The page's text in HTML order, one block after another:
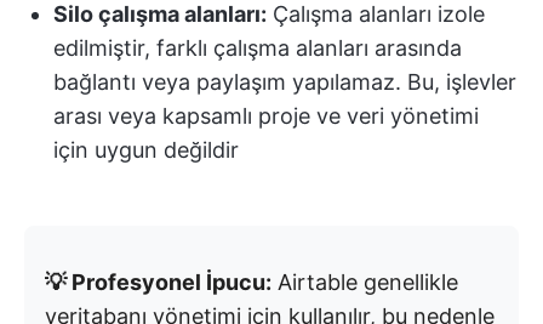
Silo çalışma alanları: Çalışma alanları izole
edilmiştir, farklı çalışma alanları arasında
bağlantı veya paylaşım yapılamaz. Bu, işlevler
arası veya kapsamlı proje ve veri yönetimi
için uygun değildir
💡 Profesyonel İpucu: Airtable genellikle
veritabanı yönetimi için kullanılır, bu nedenle